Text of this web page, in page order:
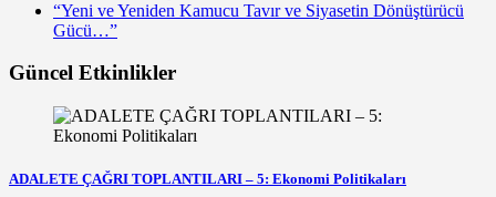
“Yeni ve Yeniden Kamucu Tavır ve Siyasetin Dönüştürücü
Gücü…”
Güncel Etkinlikler
ADALETE ÇAĞRI TOPLANTILARI – 5: Ekonomi Politikaları